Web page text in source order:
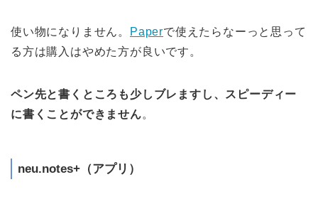
使い物になりません。 Paperで使えたらなーっと思って
る方は購入はやめた方が良いです。
ペン先と書くところも少しブレますし、スピーディー
に書くことができません。
neu.notes+（アプリ）